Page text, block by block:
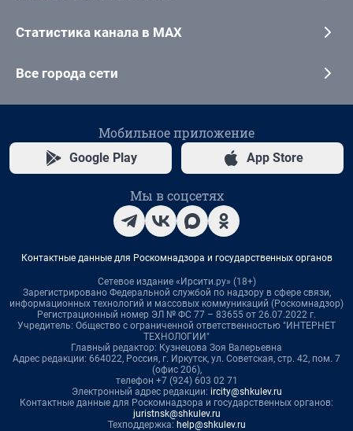
Статистика канала в MAX
Все города сети
Мобильное приложение
Google Play App Store
Мы в соцсетях
Контактные данные для Роскомнадзора и государственных органов
Сетевое издание «Ирсити.ру» (18+)
Зарегистрировано Федеральной службой по надзору в сфере связи,
информационных технологий и массовых коммуникаций (Роскомнадзор)
Регистрационный номер ЭЛ № ФС 77 – 83655 от 26.07.2022 г.
Учредитель: Общество с ограниченной ответственностью "ИНТЕРНЕТ
ТЕХНОЛОГИИ"
Главный редактор: Кузнецова Зоя Валерьевна
Адрес редакции: 664022, Россия, г. Иркутск, ул. Советская, стр. 42, пом. 7
(офис 206),
телефон +7 (924) 603 02 71
Электронный адрес редакции: ircity@shkulev.ru
Контактные данные для Роскомнадзора и государственных органов:
juristnsk@shkulev.ru
Техподдержка: help@shkulev.ru